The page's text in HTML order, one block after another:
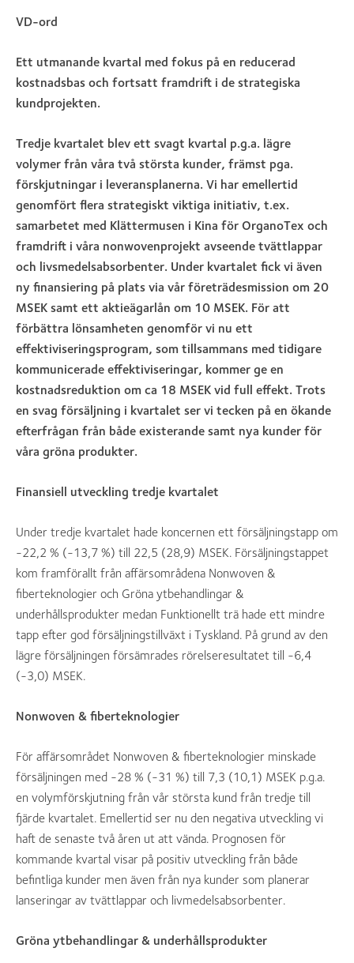
VD-ord
Ett utmanande kvartal med fokus på en reducerad
kostnadsbas och fortsatt framdrift i de strategiska
kundprojekten.
Tredje kvartalet blev ett svagt kvartal p.g.a. lägre
volymer från våra två största kunder, främst pga.
förskjutningar i leveransplanerna. Vi har emellertid
genomfört flera strategiskt viktiga initiativ, t.ex.
samarbetet med Klättermusen i Kina för OrganoTex och
framdrift i våra nonwovenprojekt avseende tvättlappar
och livsmedelsabsorbenter. Under kvartalet fick vi även
ny finansiering på plats via vår företrädesmission om 20
MSEK samt ett aktieägarlån om 10 MSEK. För att
förbättra lönsamheten genomför vi nu ett
effektiviseringsprogram, som tillsammans med tidigare
kommunicerade effektiviseringar, kommer ge en
kostnadsreduktion om ca 18 MSEK vid full effekt. Trots
en svag försäljning i kvartalet ser vi tecken på en ökande
efterfrågan från både existerande samt nya kunder för
våra gröna produkter.
Finansiell utveckling tredje kvartalet
Under tredje kvartalet hade koncernen ett försäljningstapp om
-22,2 % (-13,7 %) till 22,5 (28,9) MSEK. Försäljningstappet
kom framförallt från affärsområdena Nonwoven &
fiberteknologier och Gröna ytbehandlingar &
underhållsprodukter medan Funktionellt trä hade ett mindre
tapp efter god försäljningstillväxt i Tyskland. På grund av den
lägre försäljningen försämrades rörelseresultatet till -6,4
(-3,0) MSEK.
Nonwoven & fiberteknologier
För affärsområdet Nonwoven & fiberteknologier minskade
försäljningen med -28 % (-31 %) till 7,3 (10,1) MSEK p.g.a.
en volymförskjutning från vår största kund från tredje till
fjärde kvartalet. Emellertid ser nu den negativa utveckling vi
haft de senaste två åren ut att vända. Prognosen för
kommande kvartal visar på positiv utveckling från både
befintliga kunder men även från nya kunder som planerar
lanseringar av tvättlappar och livmedelsabsorbenter.
Gröna ytbehandlingar & underhållsprodukter